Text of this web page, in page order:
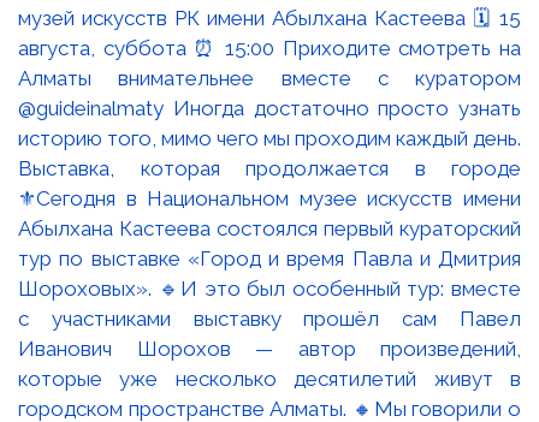
Выставка, которая продолжается в городе
⚜️Сегодня в Национальном музее искусств имени
Абылхана Кастеева состоялся первый кураторский
тур по выставке «Город и время Павла и Дмитрия
Шороховых». 🔹И это был особенный тур: вместе
с участниками выставку прошёл сам Павел
Иванович Шорохов — автор произведений,
которые уже несколько десятилетий живут в
городском пространстве Алматы. 🔸Мы говорили о